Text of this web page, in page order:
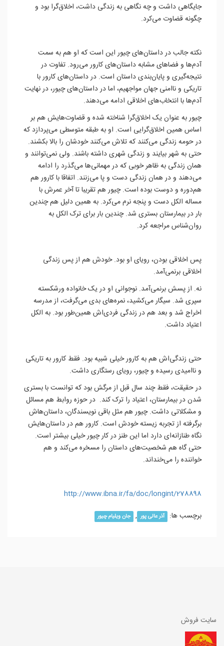
جایگاهی داشت و چه نگاهی به زندگی داشت، اخلاق‌گرا بود و
چگونه قضاوت می‌کرد.
نکته جالب در داستان‌های چیور این است که او هم به سمت
آدم‌ها و فضاهای مشابه داستان‌های کارور می‌رود. تفاوت در
نتیجه‌گیری و پایان‌بندی داستان است. در داستان‌های کارور با
تاریکی و ناامنی جهان مواجهیم، اما در داستان‌های چیور، در نهایت
آدم‌ها با انتخاب‌های اخلاقی ادامه می‌دهند.
چیور به عنوان یک اخلاق‌گرا شناخته شده و قضاوت‌هایش هم بر
اساس همین اخلاق‌گرایی است. او به طبقه متوسطی می‌پردازد که
در حومه زندگی‌ می‌کنند که تلاش می‌کنند خودشان را بالا بکشند.
حتی به شهر بیایند و زندگی شهری داشته باشند. ولی نمی‌توانند و
همان زندگی به ظاهر خوبی که در مهمانی‌ها می‌گذرد را ادامه
می‌دهند و در همان زندگی دست و پا می‌زنند. اتفاقا با کارور هم
هم‌دوره و دوست بوده است. چیور هم تقریبا تا آخر عمرش با
مساله الکل دست و پنجه نرم می‌کرد. به همین دلیل هم چندین
بار در بیمارستان بستری شد. چندین بار برای ترک الکل به
روان‌شناس مراجعه کرد.
پس اخلاقی بودن، رویای او بود. خودش هم از پس زندگی
اخلاقی برنمی‌آمد.
نه. از پسش برنمی‌آمد. نوجوانی او در یک خانواده ورشکسته
سپری شد. سیگار می‌کشید، نمره‌های بدی می‌گرفت، از مدرسه
اخراج شد و بعد هم در زندگی فردی‌اش همین‌طور بود. به الکل
اعتیاد داشت.
حتی زندگی‌اش هم به کارور خیلی شبیه بود. فقط کارور به تاریکی
و ناامیدی رسیده و چیور، رویای رستگاری داشت.
در حقیقت، فقط چند سال قبل از مرگش بود که توانست با بستری
شدن در بیمارستان، اعتیاد را ترک کند. در حوزه روابط هم مسائل
و مشکلاتی داشت. چیور هم مثل باقی نویسندگان، داستان‌هاش
برگرفته از تجربه زیسته خودش است. کارور هم در داستان‌هایش
نگاه طنازانه‌ای دارد اما این طنز در کار چیور خیلی بیشتر است.
حتی گاه هم شخصیت‌های داستان را مسخره می‌کند و هم
خواننده را می‌خنداند.
http://www.ibna.ir/fa/doc/longint/278898
برچسب ها:
آذر عا‌لی پور , جان ویلیام چیور
سایت فروش